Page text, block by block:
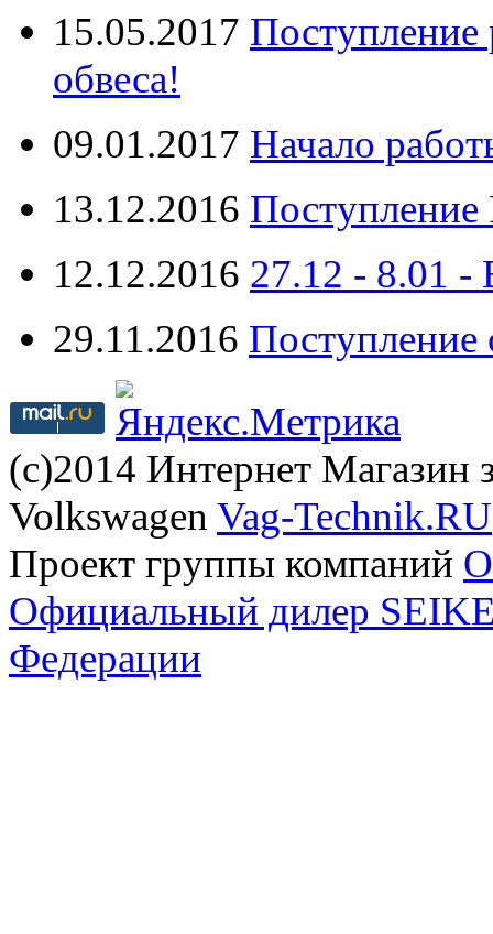
15.05.2017 Поступление
обвеса!
09.01.2017 Начало
13.12.2016 Поступление
12.12.2016 27.12 -
29.11.2016 Поступление
(с)2014 Интернет Магазин
Volkswagen Vag-Technik.RU
Проект группы компаний
Официальный дилер
Федерации